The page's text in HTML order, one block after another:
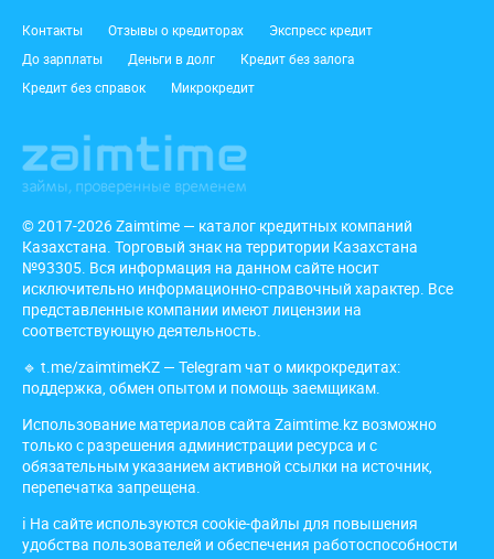
Подвал
Контакты Отзывы о кредиторах
Экспресс кредит
До зарплаты
Деньги в долг
Кредит без залога
Кредит без справок
Микрокредит
© 2017-2026 Zaimtime — каталог кредитных компаний
Казахстана. Торговый знак на территории Казахстана
№93305. Вся информация на данном сайте носит
исключительно информационно-справочный характер. Все
представленные компании имеют лицензии на
соответствующую деятельность.
🔹 t.me/zaimtimeKZ — Telegram чат о микрокредитах:
поддержка, обмен опытом и помощь заемщикам.
Использование материалов сайта Zaimtime.kz возможно
только с разрешения администрации ресурса и с
обязательным указанием активной ссылки на источник,
перепечатка запрещена.
ℹ️ На сайте используются cookie-файлы для повышения
удобства пользователей и обеспечения работоспособности